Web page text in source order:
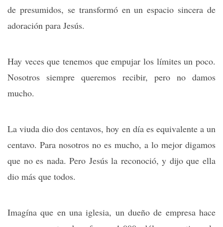
de presumidos, se transformó en un espacio sincera de
adoración para Jesús.
Hay veces que tenemos que empujar los límites un poco.
Nosotros siempre queremos recibir, pero no damos
mucho.
La viuda dio dos centavos, hoy en día es equivalente a un
centavo. Para nosotros no es mucho, a lo mejor digamos
que no es nada. Pero Jesús la reconoció, y dijo que ella
dio más que todos.
Imagína que en una iglesia, un dueño de empresa hace